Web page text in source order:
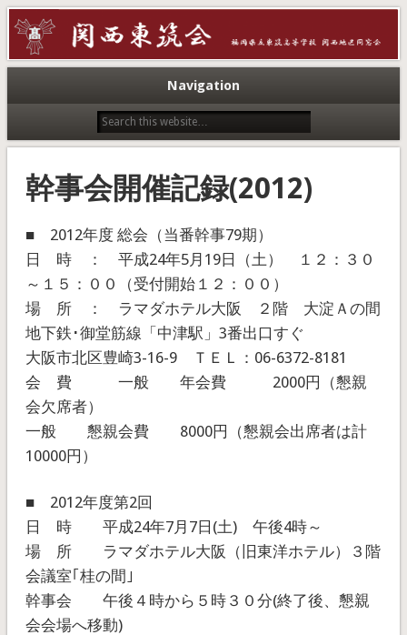
関西東筑会
こちらは、福岡県立東筑高等学校の同窓会サイトです。
Navigation
幹事会開催記録(2012)
■ 2012年度 総会（当番幹事79期）
日 時 ： 平成24年5月19日（土） １２：３０
～１５：００（受付開始１２：００）
場 所 ： ラマダホテル大阪 ２階 大淀Ａの間
地下鉄･御堂筋線「中津駅」3番出口すぐ
大阪市北区豊崎3-16-9 ＴＥＬ：06-6372-8181
会 費 一般 年会費 2000円（懇親
会欠席者）
一般 懇親会費 8000円（懇親会出席者は計
10000円）
■ 2012年度第2回
日 時 平成24年7月7日(土) 午後4時～
場 所 ラマダホテル大阪（旧東洋ホテル）３階
会議室｢桂の間｣
幹事会 午後４時から５時３０分(終了後、懇親
会会場へ移動)